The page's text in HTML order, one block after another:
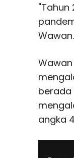
Wawan.
berada
angka